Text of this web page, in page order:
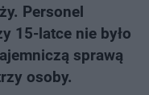
Personel
15-latce nie było
sprawą
osoby.